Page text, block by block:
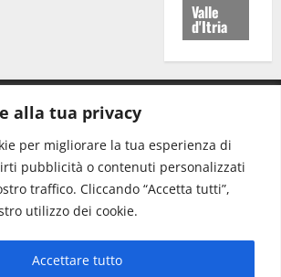
alla tua privacy
per migliorare la tua esperienza di
pubblicità o contenuti personalizzati
traffico. Cliccando “Accetta tutti”,
utilizzo dei cookie.
Accettare tutto
Valle
d'Itria
info@www.martinasera.it